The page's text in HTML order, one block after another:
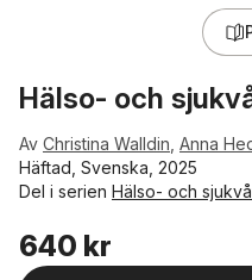
Hälso- och
Av Christina Walldin Anna
Häftad, Svenska, 2025
Del i serien Hälso- och
640 kr